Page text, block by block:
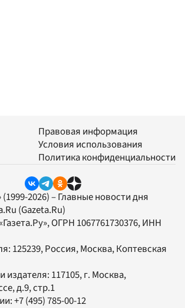
Правовая информация
Условия использования
Политика конфиденциальности
2026) – Главные новости дня
(Gazeta.Ru)
, ОГРН 1067761730376, ИНН
125239, Россия, Москва, Коптевская
издателя: 117105, г. Москва,
д.9, стр.1
+7 (495) 785-00-12